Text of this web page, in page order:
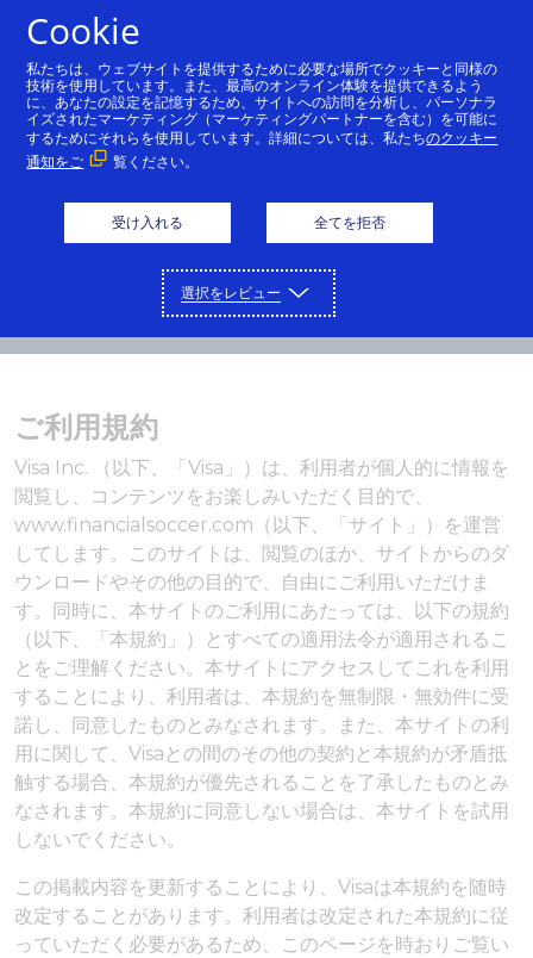
日本語
ご利用規約
Visa Inc. （以下、「Visa」）は、利用者が個人的に情報を
閲覧し、コンテンツをお楽しみいただく目的で、
www.financialsoccer.com（以下、「サイト」）を運営
してします。このサイトは、閲覧のほか、サイトからのダ
ウンロードやその他の目的で、自由にご利用いただけま
す。同時に、本サイトのご利用にあたっては、以下の規約
（以下、「本規約」）とすべての適用法令が適用されるこ
とをご理解ください。本サイトにアクセスしてこれを利用
することにより、利用者は、本規約を無制限・無効件に受
諾し、同意したものとみなされます。また、本サイトの利
用に関して、Visaとの間のその他の契約と本規約が矛盾抵
触する場合、本規約が優先されることを了承したものとみ
なされます。本規約に同意しない場合は、本サイトを試用
しないでください。
この掲載内容を更新することにより、Visaは本規約を随時
改定することがあります。利用者は改定された本規約に従
っていただく必要があるため、このページを時おりご覧い
Cookie
私たちは、ウェブサイトを提供するために必要な場所でクッキーと同様の
技術を使用しています。また、最高のオンライン体験を提供できるよう
に、あなたの設定を記憶するため、サイトへの訪問を分析し、パーソナラ
イズされたマーケティング（マーケティングパートナーを含む）を可能に
するためにそれらを使用しています。詳細については、私たちのクッキー
通知をご
覧ください。
受け入れる 全てを拒否
選択をレビュー